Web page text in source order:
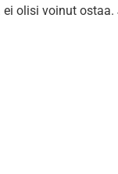
olisi voinut